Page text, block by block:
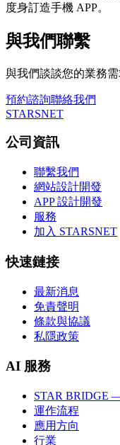
度身訂造手機 APP。
與我們聯繫
與我們談談您的業務
預約諮詢聯絡我們
STARSNET
公司資訊
聯繫我們
網站設計開發
APP 設計開發
服務
加入 STARSNET
快速鏈接
最新消息
免責聲明
條款與協議
私隱政策
AI 服務
STAR BRIDGE
運作流程
應用方向
行業